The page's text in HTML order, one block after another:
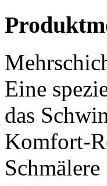
Eine
das
Komfort-